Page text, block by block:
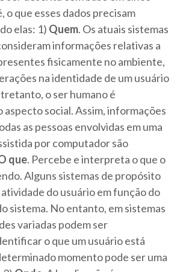
o que esses dados precisam
elas: 1) Quem. Os atuais sistemas
informações relativas a
fisicamente no ambiente,
na identidade de um usuário
o ser humano é
social. Assim, informações
as pessoas envolvidas em uma
por computador são
que. Percebe e interpreta o que o
Alguns sistemas de propósito
atividade do usuário em função do
sistema. No entanto, em sistemas
variadas podem ser
o que um usuário está
momento pode ser uma